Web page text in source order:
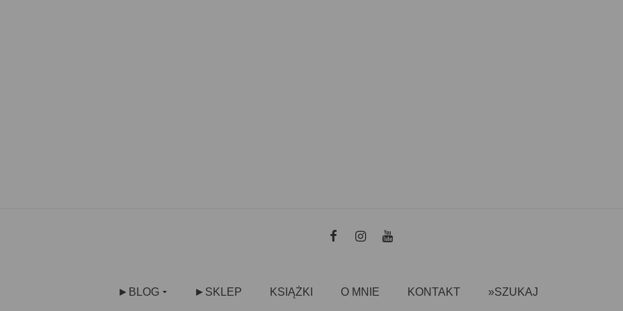
►BLOG ►SKLEP KSIĄŻKI O MNIE KONTAKT »SZUKAJ